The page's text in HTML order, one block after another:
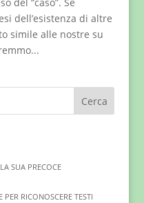
dell’esistenza di altre
simile alle nostre su
Cerca
SUA PRECOCE
RICONOSCERE TESTI